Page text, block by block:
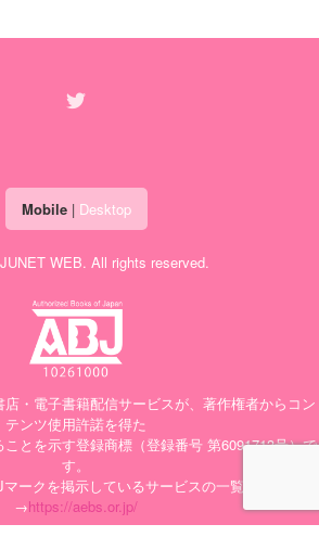
Mobile| Desktop
JUNET WEB. All rights reserved.
・電子書籍配信サービスが、著作権者からコン
テンツ使用許諾を得た
とを示す登録商標（登録番号 第6091713号）で
す。
ークを掲示しているサービスの一覧はこちら
→https://aebs.or.jp/